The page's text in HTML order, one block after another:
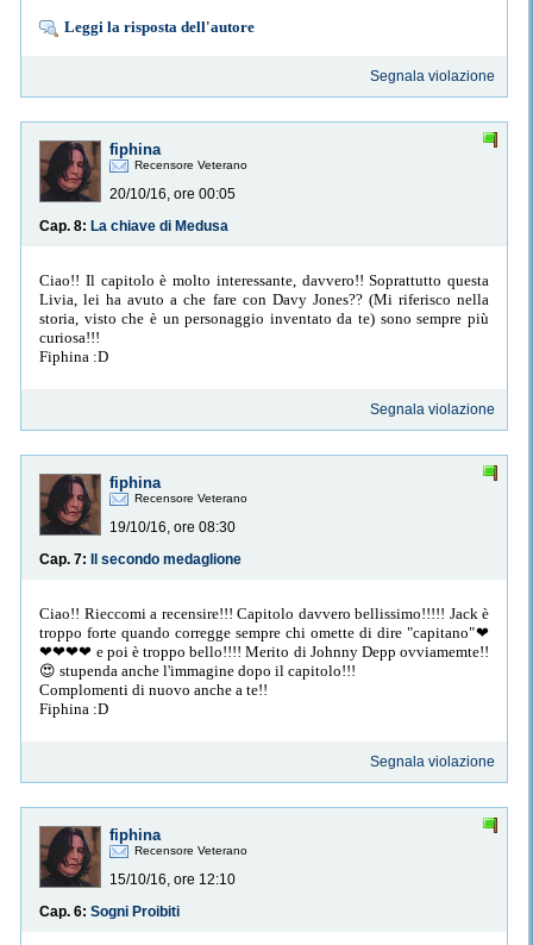
Leggi la risposta dell'autore
Segnala violazione
fiphina
Recensore Veterano
20/10/16, ore 00:05
Cap. 8: La chiave di Medusa
Ciao!! Il capitolo è molto interessante, davvero!! Soprattutto questa
Livia, lei ha avuto a che fare con Davy Jones?? (Mi riferisco nella
storia, visto che è un personaggio inventato da te) sono sempre più
curiosa!!!
Fiphina :D
Segnala violazione
fiphina
Recensore Veterano
19/10/16, ore 08:30
Cap. 7:
Il secondo medaglione
Ciao!! Rieccomi a recensire!!! Capitolo davvero bellissimo!!!!! Jack è
troppo forte quando corregge sempre chi omette di dire "capitano"❤
❤❤❤❤ e poi è troppo bello!!!! Merito di Johnny Depp ovviamemte!!
😍 stupenda anche l'immagine dopo il capitolo!!!
Complomenti di nuovo anche a te!!
Fiphina :D
Segnala violazione
fiphina
Recensore Veterano
15/10/16, ore 12:10
Cap. 6: Sogni Proibiti